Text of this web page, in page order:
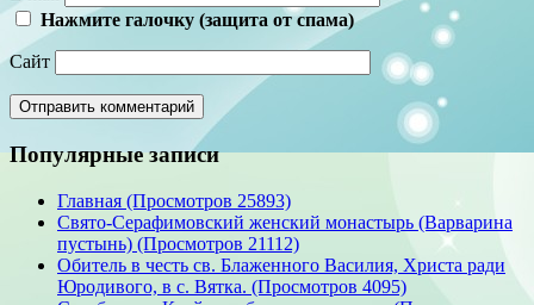
Нажмите галочку (защита от спама)
Сайт
Популярные записи
Главная (Просмотров 25893)
Свято-Серафимовский женский монастырь (Варварина
пустынь) (Просмотров 21112)
Обитель в честь св. Блаженного Василия, Христа ради
Юродивого, в с. Вятка. (Просмотров 4095)